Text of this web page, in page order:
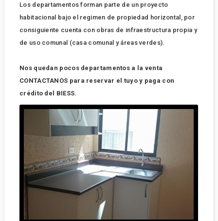
Los departamentos forman parte de un proyecto
habitacional bajo el regimen de propiedad horizontal, por
consiguiente cuenta con obras de infraestructura propia y
de uso comunal (casa comunal y áreas verdes).
Nos quedan pocos departamentos a la venta
CONTACTANOS para reservar el tuyo y paga con
crédito del BIESS.